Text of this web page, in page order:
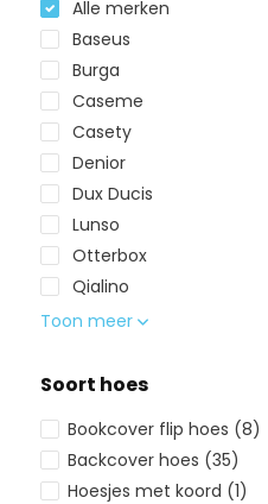
Alle merken
Baseus
Burga
Caseme
Casety
Denior
Dux Ducis
Lunso
Otterbox
Qialino
Toon meer
Soort hoes
Bookcover flip hoes (8)
Backcover hoes (35)
Hoesjes met koord (1)